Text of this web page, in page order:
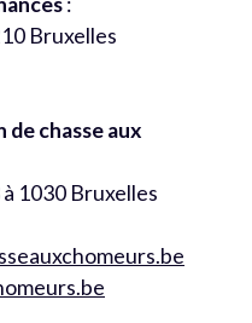
Bruxelles
chasse aux
1030 Bruxelles